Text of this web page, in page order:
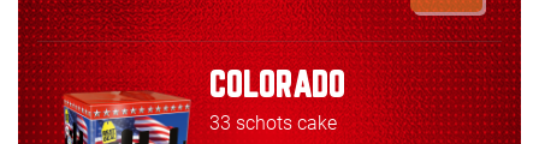
COLORADO
33 schots cake